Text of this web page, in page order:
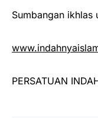
Sumbangan ikhlas
PERSATUAN